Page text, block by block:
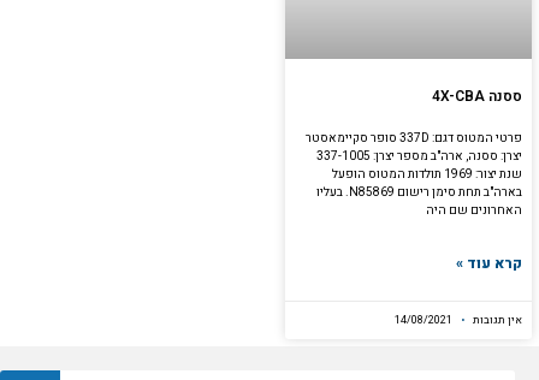
ססנה 4X-CBA
פרטי המטוס דגם: 337D סופר סקיימאסטר
יצרן: ססנה, ארה"ב מספר יצרן: 337-1005
שנת יצור: 1969 תולדות המטוס הופעל
בארה"ב תחת סימן רישום N85869. בעליו
האחרונים שם היה
קרא עוד »
אין תגובות